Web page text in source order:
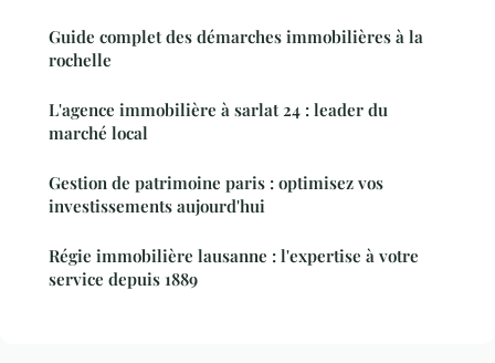
Guide complet des démarches immobilières à la
rochelle
L'agence immobilière à sarlat 24 : leader du
marché local
Gestion de patrimoine paris : optimisez vos
investissements aujourd'hui
Régie immobilière lausanne : l'expertise à votre
service depuis 1889